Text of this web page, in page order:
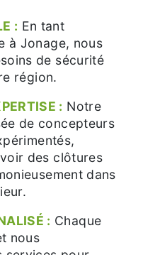
: En tant
à Jonage, nous
de sécurité
région.
: Notre
de concepteurs
des clôtures
dans
: Chaque
nous